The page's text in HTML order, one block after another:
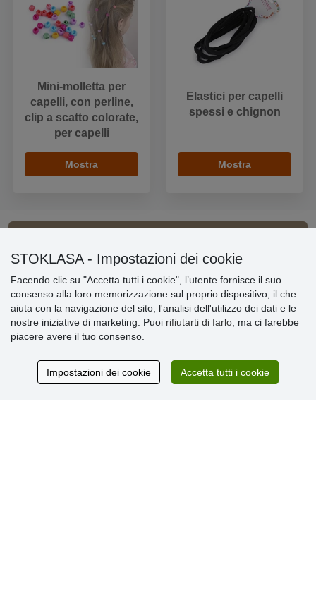
Mini-molletta per
capelli, con perline,
clip a scatto colorate,
per capelli
Mostra
Elastici per capelli
spessi e chignon
Mostra
Informazioni importanti
» Impostazioni dei cookie
» Termini & Condizioni
» Informativa sulla Privacy
» Consegna e pagamento
» Garanzia e resi
STOKLASA - Impostazioni dei cookie
Facendo clic su "Accetta tutti i cookie", l’utente fornisce il suo
consenso alla loro memorizzazione sul proprio dispositivo, il che
aiuta con la navigazione del sito, l'analisi dell'utilizzo dei dati e le
nostre iniziative di marketing. Puoi rifiutarti di farlo , ma ci farebbe
piacere avere il tuo consenso.
Impostazioni dei cookie Accetta tutti i cookie